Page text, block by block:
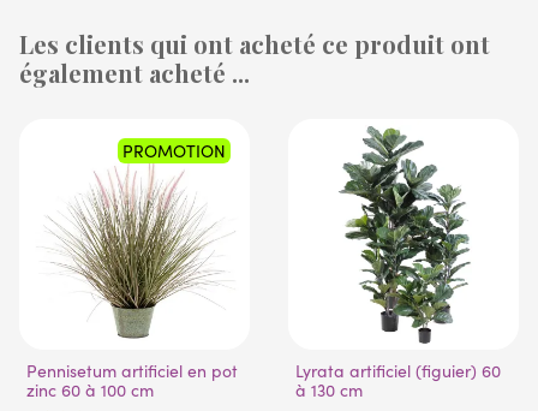
(53 avis)
Les clients qui ont acheté ce produit ont
également acheté ...
PROMOTION
Pennisetum artificiel en pot
zinc 60 à 100 cm
Lyrata artificiel (figuier) 60
à 130 cm